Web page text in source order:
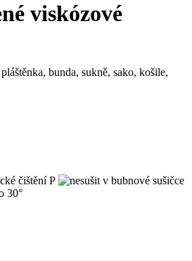
viskózové
bunda, sukně, sako, košile,